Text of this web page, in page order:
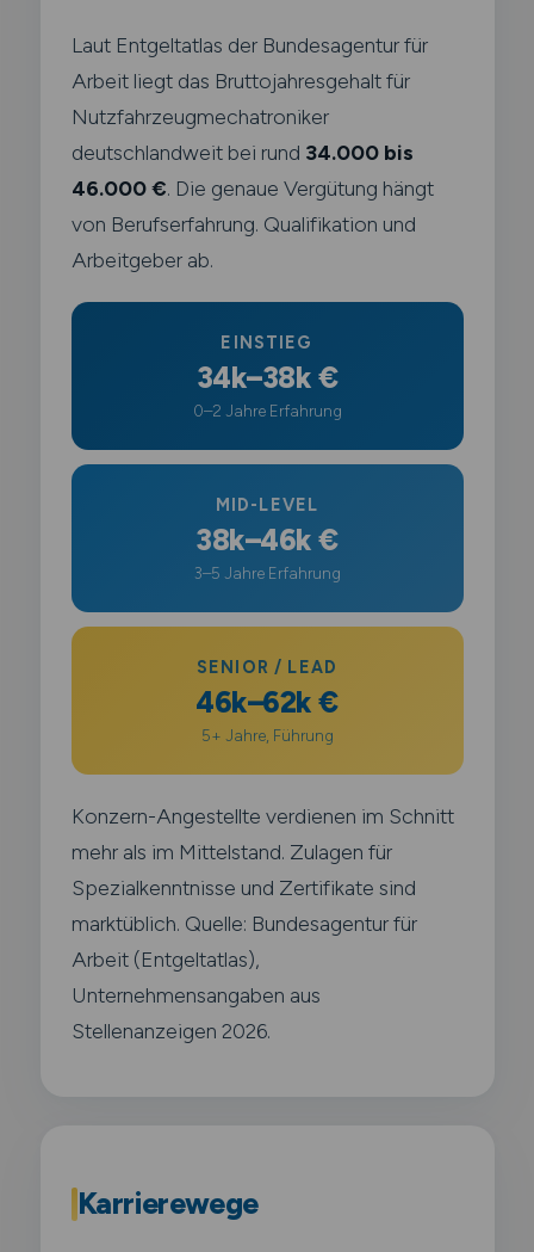
Laut Entgeltatlas der Bundesagentur für
Arbeit liegt das Bruttojahresgehalt für
Nutzfahrzeugmechatroniker
deutschlandweit bei rund 34.000 bis
46.000 €. Die genaue Vergütung hängt
von Berufserfahrung. Qualifikation und
Arbeitgeber ab.
EINSTIEG
34k–38k €
0–2 Jahre Erfahrung
MID-LEVEL
38k–46k €
3–5 Jahre Erfahrung
SENIOR / LEAD
46k–62k €
5+ Jahre, Führung
Konzern-Angestellte verdienen im Schnitt
mehr als im Mittelstand. Zulagen für
Spezialkenntnisse und Zertifikate sind
marktüblich. Quelle: Bundesagentur für
Arbeit (Entgeltatlas),
Unternehmensangaben aus
Stellenanzeigen 2026.
Karrierewege